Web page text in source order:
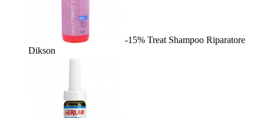
-15% Treat Shampoo Riparatore
Dikson